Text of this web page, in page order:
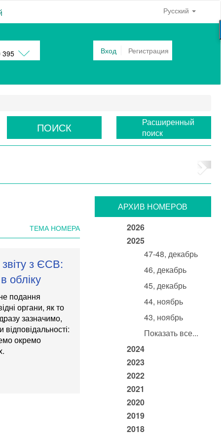
Русский
395 Вход Регистрация
ПОИСК
Расширенный
поиск
ТЕМА НОМЕРА
з ЄСВ:
обліку
подання
органи, як то
зазначимо,
окремо
АРХИВ НОМЕРОВ
2026
2025
47-48, декабрь
46, декабрь
45, декабрь
44, ноябрь
43, ноябрь
Показать все...
2024
2023
2022
2021
2020
2019
2018